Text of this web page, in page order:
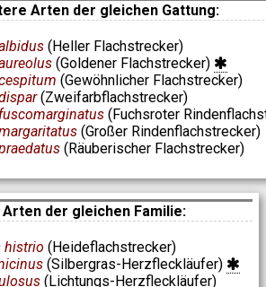
Arten der gleichen Gattung:
(Heller Flachstrecker)
(Goldener Flachstrecker)
(Gewöhnlicher Flachstrecker)
(Zweifarbflachstrecker)
(Fuchsroter
(Großer Rindenflachstrecker)
(Räuberischer Flachstrecker)
der gleichen Familie:
histrio (Heideflachstrecker)
(Silbergras-Herzfleckläufer)
(Lichtungs-Herzfleckläufer)